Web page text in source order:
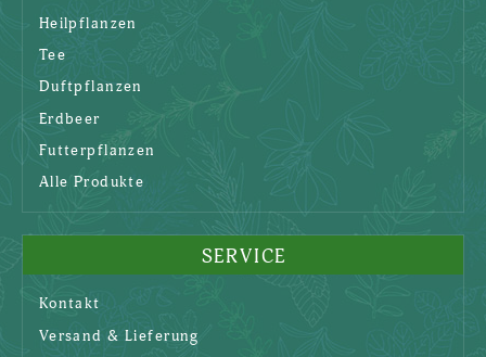
Heilpflanzen
Tee
Duftpflanzen
Erdbeer
Futterpflanzen
Alle Produkte
SERVICE
Kontakt
Versand & Lieferung